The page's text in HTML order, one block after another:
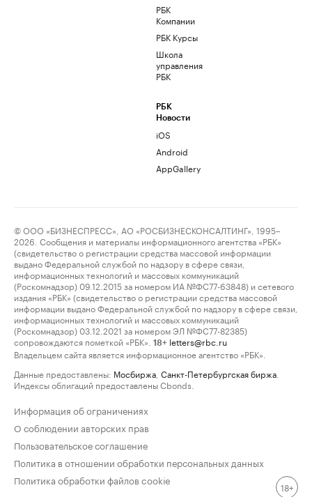
РБК
Компании
РБК Курсы
Школа
управления
РБК
РБК
Новости
iOS
Android
AppGallery
© ООО «БИЗНЕСПРЕСС», АО «РОСБИЗНЕСКОНСАЛТИНГ», 1995–
2026. Сообщения и материалы информационного агентства «РБК»
(свидетельство о регистрации средства массовой информации
выдано Федеральной службой по надзору в сфере связи,
информационных технологий и массовых коммуникаций
(Роскомнадзор) 09.12.2015 за номером ИА №ФС77-63848) и сетевого
издания «РБК» (свидетельство о регистрации средства массовой
информации выдано Федеральной службой по надзору в сфере связи,
информационных технологий и массовых коммуникаций
(Роскомнадзор) 03.12.2021 за номером ЭЛ №ФС77-82385)
сопровождаются пометкой «РБК».
18+ letters@rbc.ru
Владельцем сайта является информационное агентство «РБК».
Данные предоставлены: Мосбиржа Санкт-Петербургская биржа
Индексы облигаций предоставлены Cbonds.
Информация об ограничениях
О соблюдении авторских прав
Пользовательское соглашение
Политика в отношении обработки персональных данных
Политика обработки файлов cookie
18+